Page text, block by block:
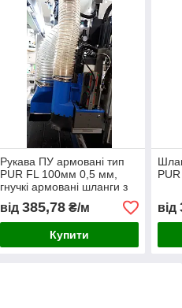
Рукава ПУ армовані тип
PUR FL 100мм 0,5 мм,
гнучкі армовані шланги з
поліуретану
від 385,78₴/м
Купити
від